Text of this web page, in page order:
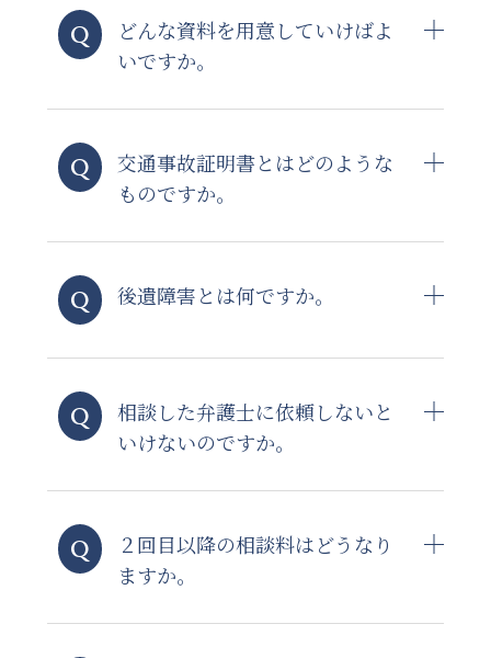
どんな資料を用意していけばよ
いですか。
交通事故証明書とはどのような
ものですか。
後遺障害とは何ですか。
相談した弁護士に依頼しないと
いけないのですか。
２回目以降の相談料はどうなり
ますか。